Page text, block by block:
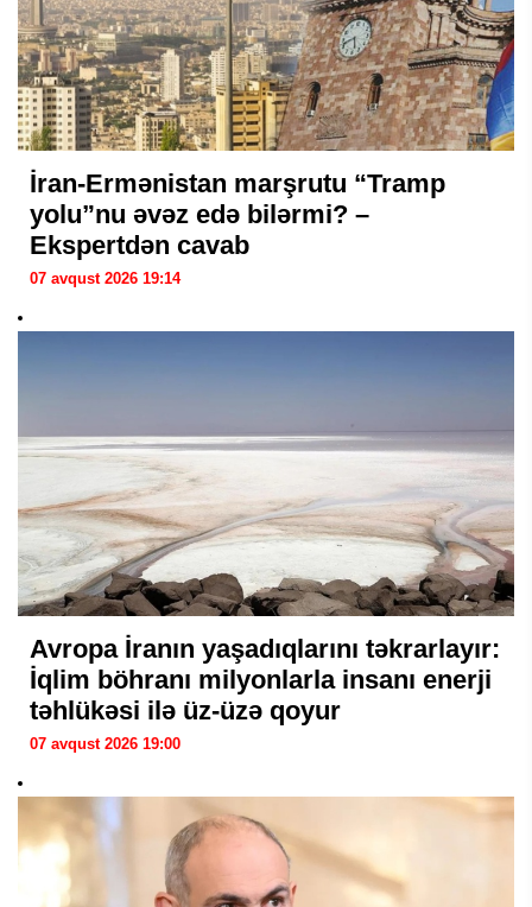
İran-Ermənistan marşrutu “Tramp
yolu”nu əvəz edə bilərmi? –
Ekspertdən cavab
07 avqust 2026 19:14
Avropa İranın yaşadıqlarını təkrarlayır:
İqlim böhranı milyonlarla insanı enerji
təhlükəsi ilə üz-üzə qoyur
07 avqust 2026 19:00